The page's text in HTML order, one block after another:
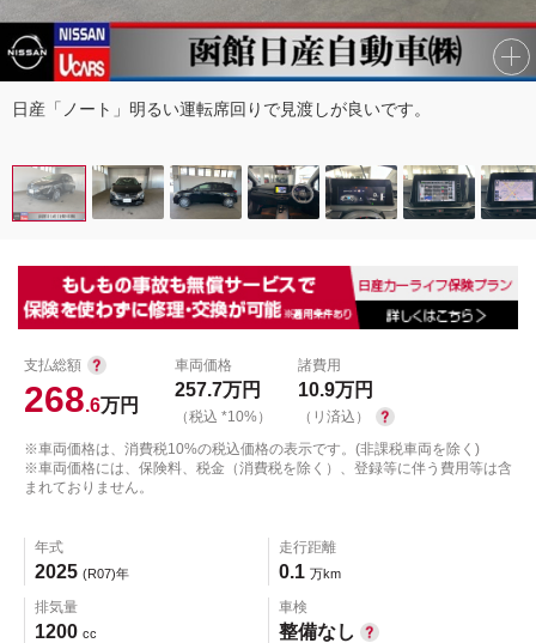
日産「ノート」明るい運転席回りで見渡しが良いです。
支払総額
268.6万円
車両価格
257.7万円
（税込 *10%）
諸費用
10.9万円
（リ済込）
※車両価格は、消費税10%の税込価格の表示です。(非課税車両を除く)
※車両価格には、保険料、税金（消費税を除く）、登録等に伴う費用等は含
まれておりません。
年式
2025 (R07)年
走行距離
0.1 万km
排気量
1200 cc
車検
整備なし